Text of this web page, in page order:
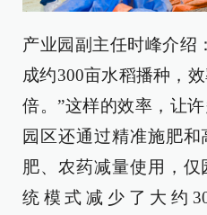
产业园副主任时峰介绍
成约300亩水稻播种，
倍。”这样的效率，让
园区还通过精准施肥
肥、农药减量使用，
统模式减少了大约